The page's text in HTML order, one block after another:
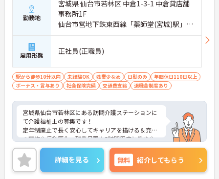
勤務地
宮城県 仙台市若林区 中倉1-3-1 中倉貸店舗
事務所1F
仙台市営地下鉄東西線「薬師堂(宮城)駅」徒
歩10分
雇用形態 正社員(正職員)
駅から徒歩10分以内 未経験OK 残業少なめ 日勤のみ
年間休日110日以上
ボーナス・賞与あり
社会保険完備 交通費支給 退職金制度あり
宮城県仙台市若林区にある訪問介護ステーションに
て介護福祉士の募集です！
定年制廃止で長く安心してキャリアを描ける＆充実
の研修や福利厚生、残業月平均5時間程度と働きや
すい環境です。
管理職や将来のキャリアアップも叶う職場です！
ご面接のポイントをお伝えしますので、お気軽にお
問い合わせください。
詳細を見る 無料 紹介してもらう